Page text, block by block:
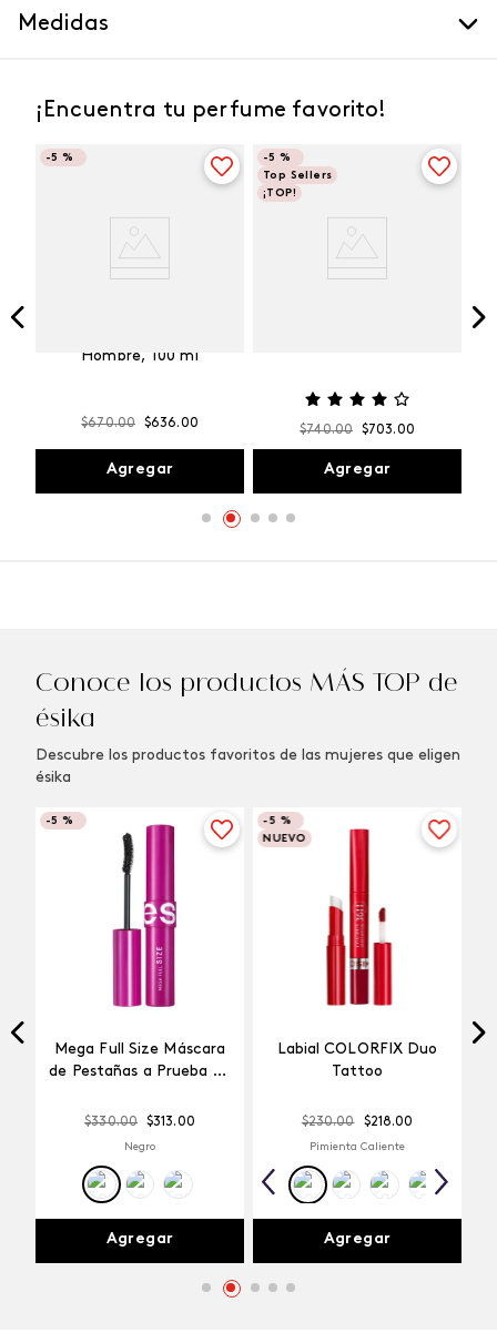
Medidas
¡Encuentra tu perfume favorito!
-5 %
Hombre, 100 ml
$670.00 $636.00
Agregar
-5 %
Top Sellers
¡TOP!
$740.00 $703.00
Agregar
Conoce los productos MÁS TOP de
ésika
Descubre los productos favoritos de las mujeres que eligen
ésika
-5 %
Mega Full Size Máscara
de Pestañas a Prueba de
$330.00 $313.00
Negro
Agregar
-5 %
NUEVO
Labial COLORFIX Duo
Tattoo
$230.00 $218.00
Pimienta Caliente
Agregar